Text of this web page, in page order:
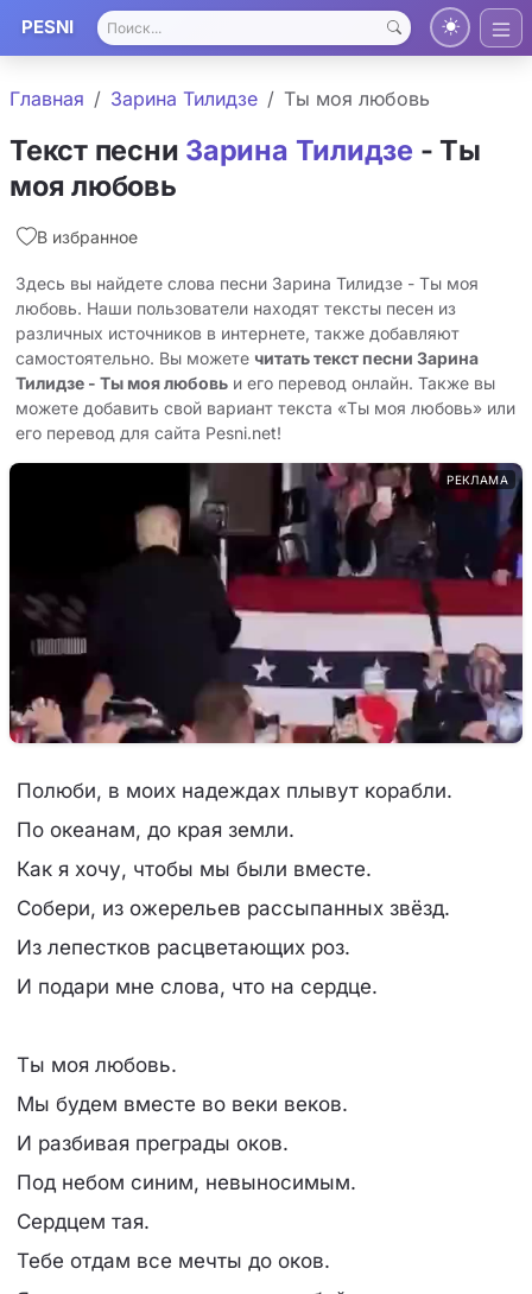
PESNI
Главная Зарина Тилидзе Ты моя любовь
Текст песни Зарина Тилидзе - Ты
моя любовь
В избранное
Здесь вы найдете слова песни Зарина Тилидзе - Ты моя
любовь. Наши пользователи находят тексты песен из
различных источников в интернете, также добавляют
самостоятельно. Вы можете читать текст песни Зарина
Тилидзе - Ты моя любовь и его перевод онлайн. Также вы
можете добавить свой вариант текста «Ты моя любовь» или
его перевод для сайта Pesni.net!
РЕКЛАМА
Полюби, в моих надеждах плывут корабли.
По океанам, до края земли.
Как я хочу, чтобы мы были вместе.
Собери, из ожерельев рассыпанных звёзд.
Из лепестков расцветающих роз.
И подари мне слова, что на сердце.
Ты моя любовь.
Мы будем вместе во веки веков.
И разбивая преграды оков.
Под небом синим, невыносимым.
Сердцем тая.
Тебе отдам все мечты до оков.